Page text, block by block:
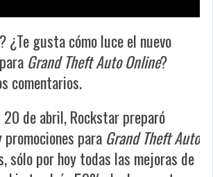
¿Te gusta cómo luce el nuevo
Grand Theft Auto Online?
comentarios.
20 de abril, Rockstar preparó
para Grand Theft Auto
sólo por hoy todas las mejoras de